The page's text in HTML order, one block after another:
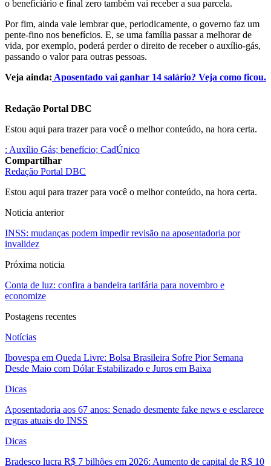
o beneficiário e final zero também vai receber a sua parcela.
Por fim, ainda vale lembrar que, periodicamente, o governo faz um
pente-fino nos benefícios. E, se uma família passar a melhorar de
vida, por exemplo, poderá perder o direito de receber o auxílio-gás,
passando o valor para outras pessoas.
Veja ainda: Aposentado vai ganhar 14 salário? Veja como ficou.
Redação Portal DBC
Estou aqui para trazer para você o melhor conteúdo, na hora certa.
: Auxílio Gás; benefício; CadÚnico
Compartilhar
Redação Portal DBC
Estou aqui para trazer para você o melhor conteúdo, na hora certa.
Noticia anterior
INSS: mudanças podem impedir revisão na aposentadoria por
invalidez
Próxima noticia
Conta de luz: confira a bandeira tarifária para novembro e
economize
Postagens recentes
Notícias
Ibovespa em Queda Livre: Bolsa Brasileira Sofre Pior Semana
Desde Maio com Dólar Estabilizado e Juros em Baixa
Dicas
Aposentadoria aos 67 anos: Senado desmente fake news e esclarece
regras atuais do INSS
Dicas
Bradesco lucra R$ 7 bilhões em 2026: Aumento de capital de R$ 10